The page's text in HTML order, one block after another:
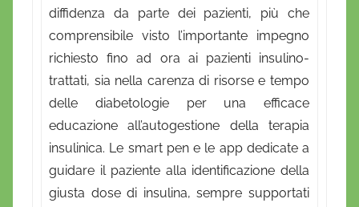
diffidenza da parte dei pazienti, più che
comprensibile visto l’importante impegno
richiesto fino ad ora ai pazienti insulino-
trattati, sia nella carenza di risorse e tempo
delle diabetologie per una efficace
educazione all’autogestione della terapia
insulinica. Le smart pen e le app dedicate a
guidare il paziente alla identificazione della
giusta dose di insulina, sempre supportati